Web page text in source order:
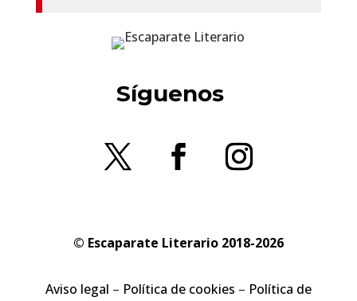
Síguenos
© Escaparate Literario 2018-2026
Aviso legal – Política de cookies – Política de